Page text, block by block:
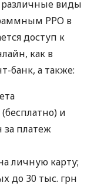
различные виды
РРО в
доступ к
как в
банк, а также:
и
за платеж
личную карту;
до 30 тыс. грн